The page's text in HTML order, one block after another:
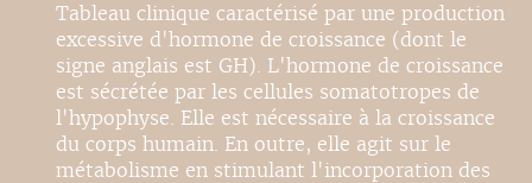
Tableau clinique caractérisé par une production
excessive d'hormone de croissance (dont le
signe anglais est GH). L'hormone de croissance
est sécrétée par les cellules somatotropes de
l'hypophyse. Elle est nécessaire à la croissance
du corps humain. En outre, elle agit sur le
métabolisme en stimulant l'incorporation des